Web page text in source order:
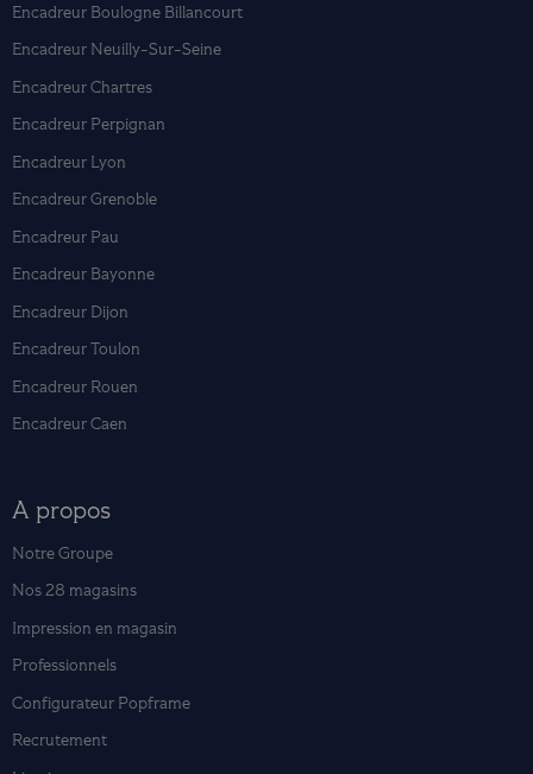
Encadreur Boulogne Billancourt
Encadreur Neuilly-Sur-Seine
Encadreur Chartres
Encadreur Perpignan
Encadreur Lyon
Encadreur Grenoble
Encadreur Pau
Encadreur Bayonne
Encadreur Dijon
Encadreur Toulon
Encadreur Rouen
Encadreur Caen
A propos
Notre Groupe
Nos 28 magasins
Impression en magasin
Professionnels
Configurateur Popframe
Recrutement